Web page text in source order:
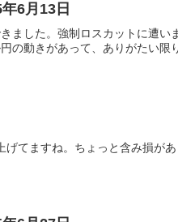
6月13日
ました。強制ロスカットに遭い
の動きがあって、ありがたい限
てますね。ちょっと含み損が